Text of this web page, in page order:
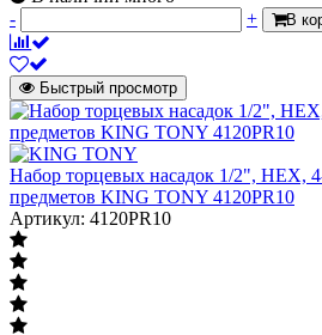
-
+ В
Быстрый просмотр
Набор торцевых насадок 1/2", HEX,
предметов KING TONY 4120PR10
Артикул: 4120PR10